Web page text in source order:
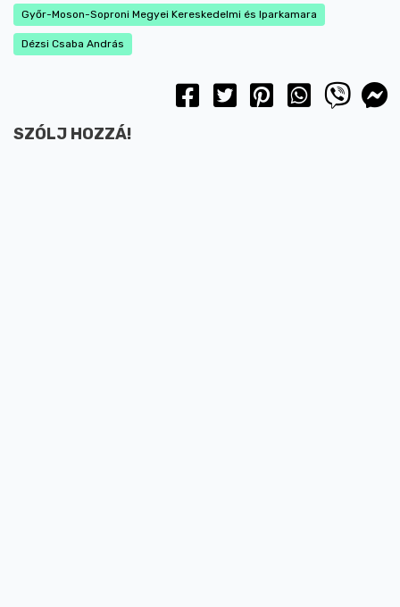
Győr-Moson-Soproni Megyei Kereskedelmi és Iparkamara
Dézsi Csaba András
SZÓLJ HOZZÁ!